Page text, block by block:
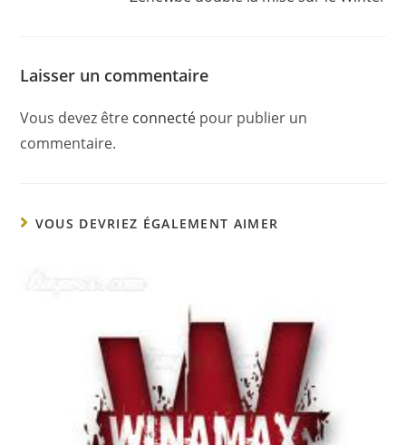
Laisser un commentaire
Vous devez être connecté pour publier un
commentaire.
VOUS DEVRIEZ ÉGALEMENT AIMER